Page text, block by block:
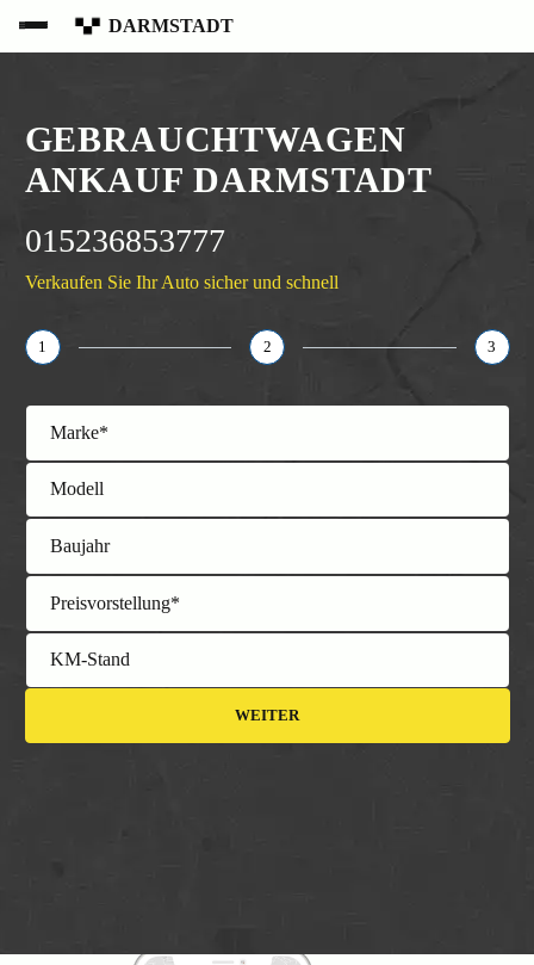
DARMSTADT
GEBRAUCHTWAGEN
ANKAUF DARMSTADT
015236853777
Verkaufen Sie Ihr Auto sicher und schnell
1 2 3
Marke*
Modell
Baujahr
Preisvorstellung*
KM-Stand
WEITER